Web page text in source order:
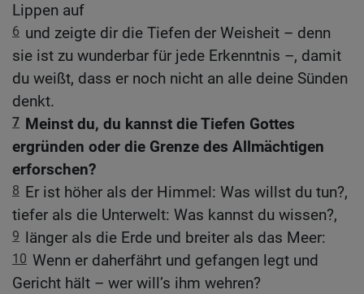
Lippen auf
6 und zeigte dir die Tiefen der Weisheit – denn
sie ist zu wunderbar für jede Erkenntnis –, damit
du weißt, dass er noch nicht an alle deine Sünden
denkt.
7 Meinst du, du kannst die Tiefen Gottes
ergründen oder die Grenze des Allmächtigen
erforschen?
8 Er ist höher als der Himmel: Was willst du tun?,
tiefer als die Unterwelt: Was kannst du wissen?,
9 länger als die Erde und breiter als das Meer:
10 Wenn er daherfährt und gefangen legt und
Gericht hält – wer will’s ihm wehren?